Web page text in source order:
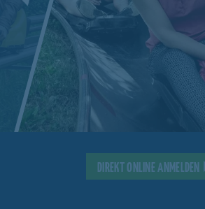
DIREKT ONLINE ANMELDEN